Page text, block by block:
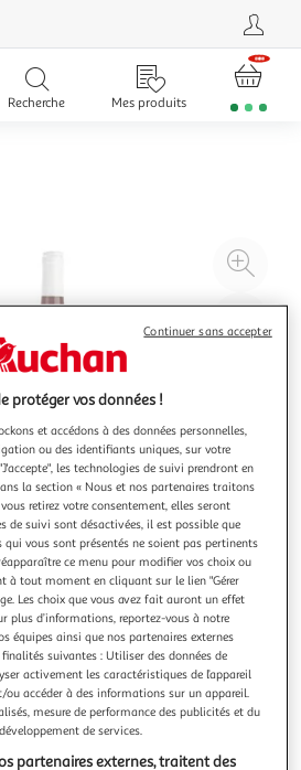
Recherche Mes produits
à
Côtes de Beaune rouge
le prix de ce produit ?
protéger vos données !
et accédons à des données personnelles,
ou des identifiants uniques, sur votre
les technologies de suivi prendront en
la section « Nous et nos partenaires traitons
retirez votre consentement, elles seront
de suivi sont désactivées, il est possible que
qui vous sont présentés ne soient pas pertinents
ce menu pour modifier vos choix ou
à tout moment en cliquant sur le lien "Gérer
Les choix que vous avez fait auront un effet
plus d’informations, reportez-vous à notre
équipes ainsi que nos partenaires externes
suivantes : Utiliser des données de
activement les caractéristiques de l’appareil
ou accéder à des informations sur un appareil.
mesure de performance des publicités et du
de services.
partenaires externes, traitent des
Continuer sans accepter